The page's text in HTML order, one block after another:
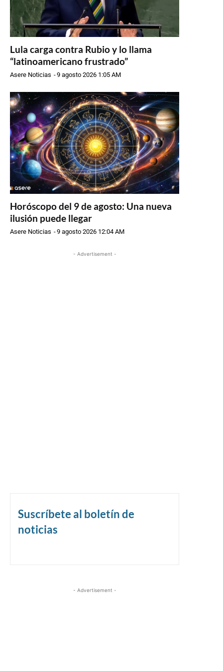
Lula carga contra Rubio y lo llama
“latinoamericano frustrado”
Asere Noticias -9 agosto 2026 1:05 AM
Horóscopo del 9 de agosto: Una nueva
ilusión puede llegar
Asere Noticias -9 agosto 2026 12:04 AM
- Advertisement -
Suscríbete al boletín de
noticias
- Advertisement -